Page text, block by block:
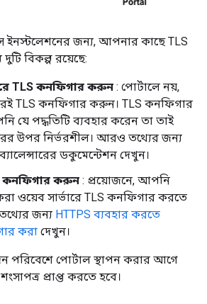
ইনস্টলেশনের জন্য, আপনার কাছে TLS
বিকল্প রয়েছে:
TLS কনফিগার করুন : পোর্টালে নয়,
TLS কনফিগার করুন। TLS কনফিগার
যে পদ্ধতিটি ব্যবহার করেন তা তাই
উপর নির্ভরশীল। আরও তথ্যের জন্য
ডকুমেন্টেশন দেখুন।
কনফিগার করুন : প্রয়োজনে, আপনি
ওয়েব সার্ভারে TLS কনফিগার করতে
জন্য HTTPS ব্যবহার করতে
করা দেখুন।
পোর্টাল স্থাপন করার আগে
প্রাপ্ত করতে হবে।